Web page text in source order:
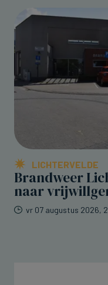
LICHTERVELDE
Brandweer
naar
vr 07 augustus 2026,